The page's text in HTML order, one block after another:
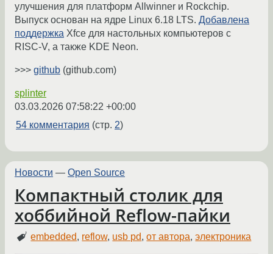
улучшения для платформ Allwinner и Rockchip.
Выпуск основан на ядре Linux 6.18 LTS. Добавлена
поддержка Xfce для настольных компьютеров с
RISC-V, а также KDE Neon.
>>> github (github.com)
splinter
03.03.2026 07:58:22 +00:00
54 комментария (стр. 2)
Новости — Open Source
Компактный столик для
хоббийной Reflow-пайки
embedded, reflow, usb pd,от автора,электроника